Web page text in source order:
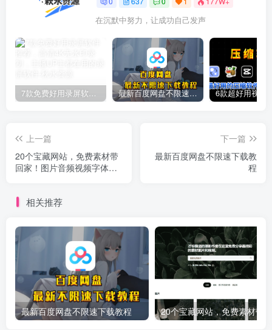
在沉默中努力，让成功自己发声
7款免费好用录屏软件推荐，高清4K无水印录制，主播UP主都在用的录屏软件 最新百度网盘不限速下载教程
上一篇
20个宝藏网站，免费素材带
回家！图片音频视频字体一
下一篇
最新百度网盘不限速下载教
程
相关推荐
最新百度网盘不限速下载教程